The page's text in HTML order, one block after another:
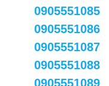
0905551085
0905551086
0905551087
0905551088
0905551089